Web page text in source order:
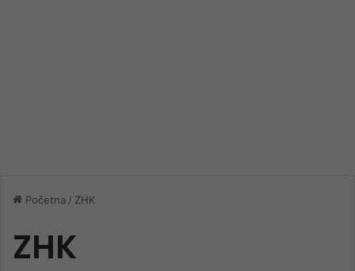
Početna / ZHK
ZHK